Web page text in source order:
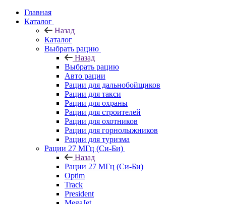
Главная
Каталог
Назад
Каталог
Выбрать рацию
Назад
Выбрать рацию
Авто рации
Рации для дальнобойщиков
Рации для такси
Рации для охраны
Рации для строителей
Рации для охотников
Рации для горнолыжников
Рации для туризма
Рации 27 МГц (Си-Би)
Назад
Рации 27 МГц (Си-Би)
Optim
Track
President